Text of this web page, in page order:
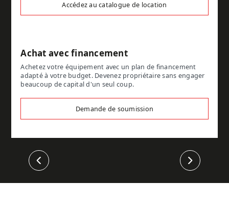
Accédez au catalogue de location
Achat avec financement
Achetez votre équipement avec un plan de financement
adapté à votre budget. Devenez propriétaire sans engager
beaucoup de capital d'un seul coup.
Demande de soumission
Précédent Suivant